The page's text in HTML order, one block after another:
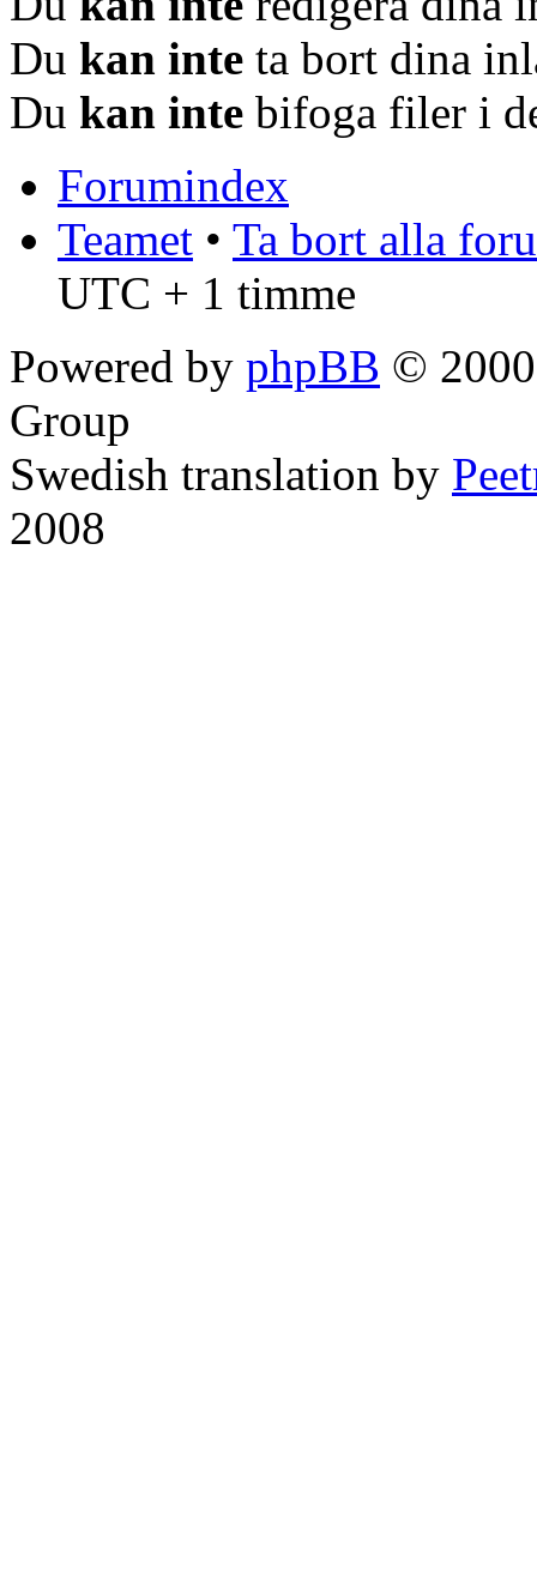
Du kan inte ta bort dina
Du kan inte bifoga filer i
Forumindex
Teamet • Ta bort alla
UTC + 1 timme
Powered by phpBB ©
Group
Swedish translation by
2008